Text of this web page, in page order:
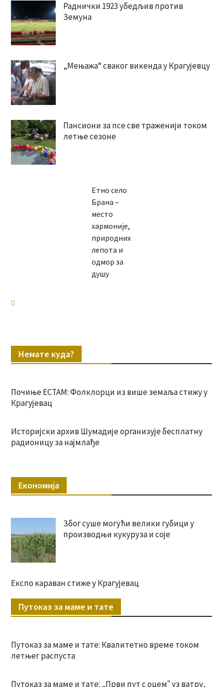
Раднички 1923 убедљив против
Земуна
„Мењажа“ сваког викенда у Крагујевцу
Пансиони за псе све траженији током
летње сезоне
Етно село
Брана –
место
хармоније,
природних
лепота и
одмор за
душу
Немате куда?
Почиње ЕСТАМ: Фолклорци из више земаља стижу у
Крагујевац
Историјски архив Шумадије организује бесплатну
радионицу за најмлађе
Економија
Због суше могући велики губици у
производњи кукуруза и соје
Експо караван стиже у Крагујевац
Путоказ за маме и тате
Путоказ за маме и тате: Квалитетно време током
летњег распуста
Путоказ за маме и тате: „Први пут с оцемˮ уз ватру,